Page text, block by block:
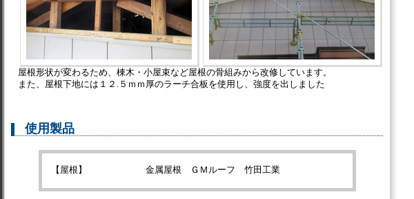
屋根形状が変わるため、棟木・小屋束など屋根の骨組みから改修しています。
また、屋根下地には１２.５ｍｍ厚のラーチ合板を使用し、強度を出しました
使用製品
【屋根】 金属屋根 ＧＭルーフ 竹田工業